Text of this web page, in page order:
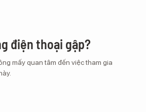
điện thoại gập?
mấy quan tâm đến việc tham gia